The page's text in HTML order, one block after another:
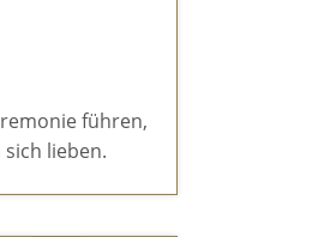
führen,
lieben.